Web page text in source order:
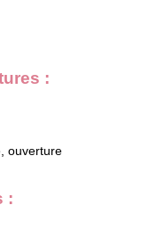
:
ouverture
: